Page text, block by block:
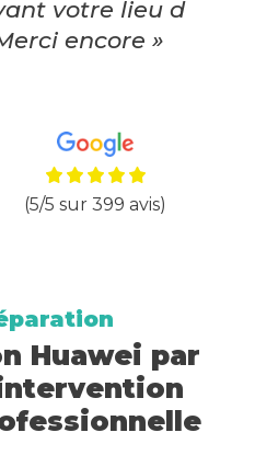
votre lieu d
encore »
(5/5 sur 399 avis)
Huawei par